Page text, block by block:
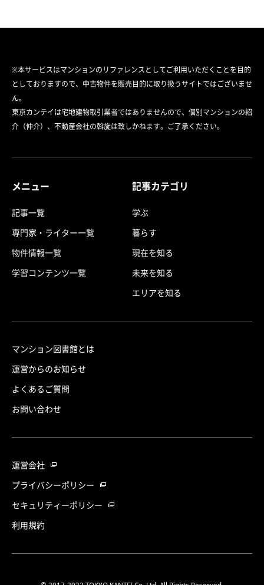
※本サービスはマンションのリファレンスとしてご利用いただくことを目的
としておりますので、中古物件を販売目的に取り扱うサイトではございませ
ん。
東京カンテイは宅地建物取引業者ではありませんので、個別マンションの紹
介（仲介）、不動産会社の斡旋は致しかねます。ご了承ください。
メニュー
記事一覧
専門家・ライター一覧
物件情報一覧
学習コンテンツ一覧
記事カテゴリ
学ぶ
暮らす
現在を知る
未来を知る
エリアを知る
マンション図書館とは
運営からのお知らせ
よくあるご質問
お問い合わせ
運営会社
プライバシーポリシー
セキュリティーポリシー
利用規約